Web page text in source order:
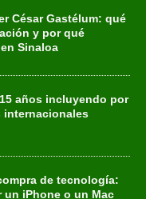
César Gastélum: qué
y por qué
Sinaloa
años incluyendo por
internacionales
de tecnología:
un iPhone o un Mac